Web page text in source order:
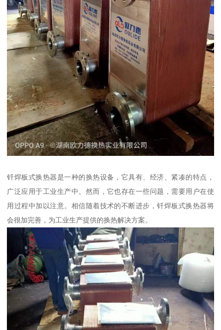
钎焊板式换热器是一种的换热设备，它具有、经济、紧凑的特点，
广泛应用于工业生产中。然而，它也存在一些问题，需要用户在使
用过程中加以注意。相信随着技术的不断进步，钎焊板式换热器将
会很加完善，为工业生产提供的换热解决方案。